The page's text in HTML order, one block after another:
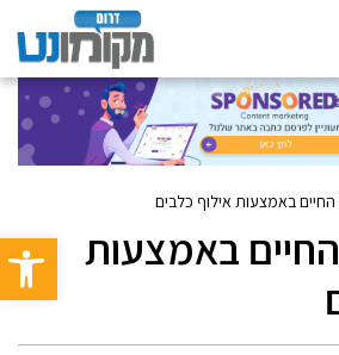
פתח
באמצעות אילוף כלבים
באמצעות